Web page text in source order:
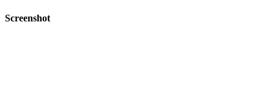
Screenshot